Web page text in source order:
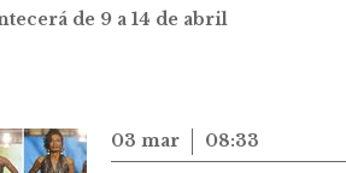
de 9 a 14 de abril
03 mar 08:33